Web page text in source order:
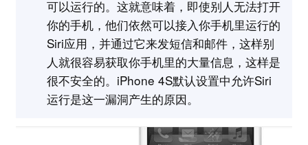
可以运行的。这就意味着，即使别人无法打开
你的手机，他们依然可以接入你手机里运行的
Siri应用，并通过它来发短信和邮件，这样别
人就很容易获取你手机里的大量信息，这样是
很不安全的。iPhone 4S默认设置中允许Siri
运行是这一漏洞产生的原因。